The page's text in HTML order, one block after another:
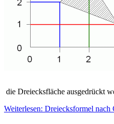
die Dreiecksfläche ausgedrückt
Weiterlesen: Dreiecksformel nach